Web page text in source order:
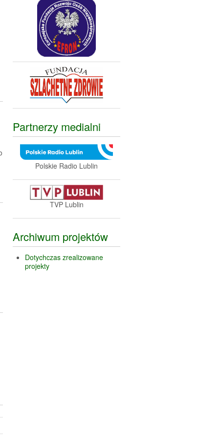
Partnerzy medialni
Polskie Radio Lublin
TVP Lublin
Archiwum projektów
Dotychczas zrealizowane
projekty